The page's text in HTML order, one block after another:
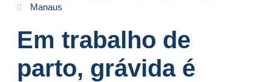
Manaus
Em trabalho de
parto, grávida é